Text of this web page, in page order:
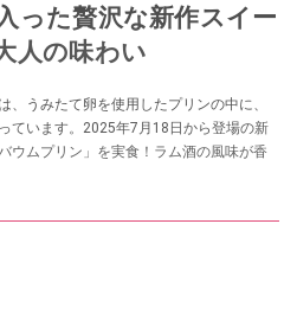
った贅沢な新作スイー
人の味わい
、うみたて卵を使用したプリンの中に、
ています。2025年7月18日から登場の新
ウムプリン」を実食！ラム酒の風味が香